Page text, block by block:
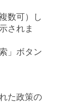
数可）し
されま
」ボタン
た政策の